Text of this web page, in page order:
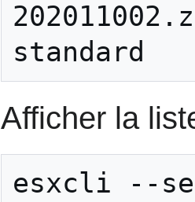
standard
Afficher la
esxcli --